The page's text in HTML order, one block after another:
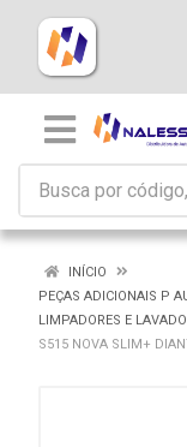
INÍCIO
PEÇAS ADICIONAIS P
LIMPADORES E
S515 NOVA SLIM+